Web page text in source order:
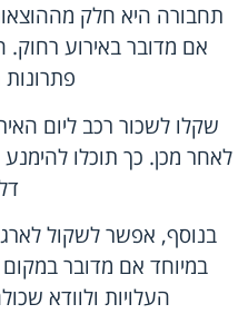
תחבורה היא חלק
אם מדובר באירוע
פתרונות
שקלו לשכור רכב ליום
לאחר מכן. כך תוכלו
בנוסף, אפשר לשקול
במיוחד אם מדובר במקום
העלויות ולוודא